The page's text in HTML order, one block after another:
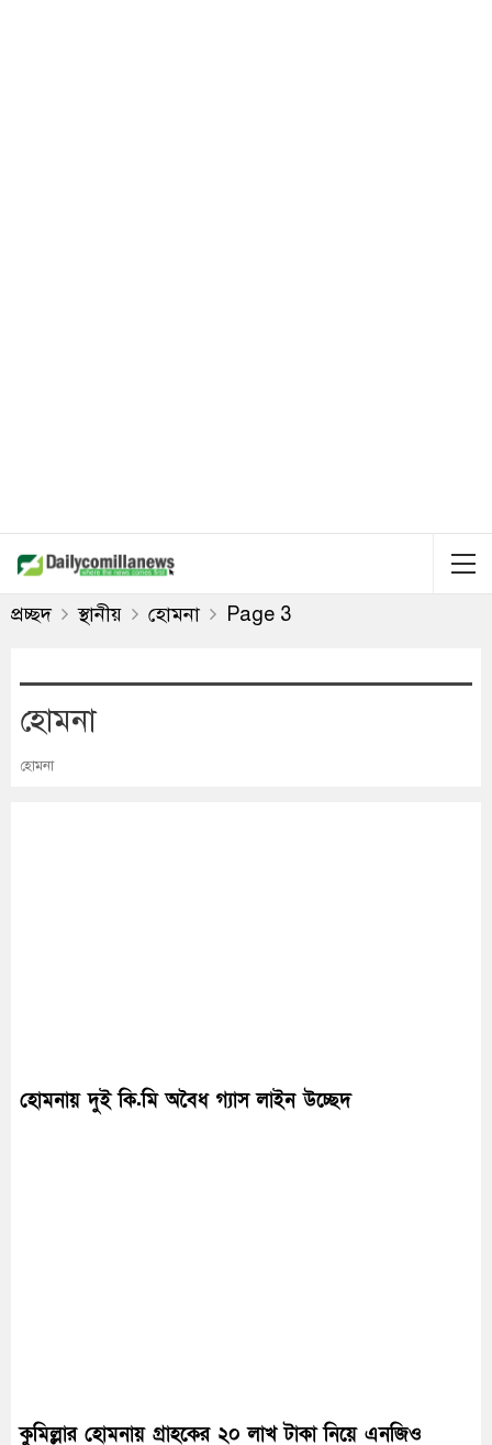
প্রচ্ছদ স্থানীয় হোমনা Page 3
হোমনা
হোমনা
হোমনায় দুই কি.মি অবৈধ গ্যাস লাইন উচ্ছেদ
কুমিল্লার হোমনায় গ্রাহকের ২০ লাখ টাকা নিয়ে এনজিও